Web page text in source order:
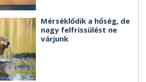
Mérséklődik a hőség, de
nagy felfrissülést ne
várjunk